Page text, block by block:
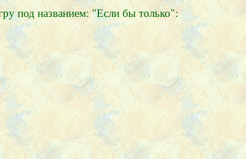
под названием: "Если бы только":